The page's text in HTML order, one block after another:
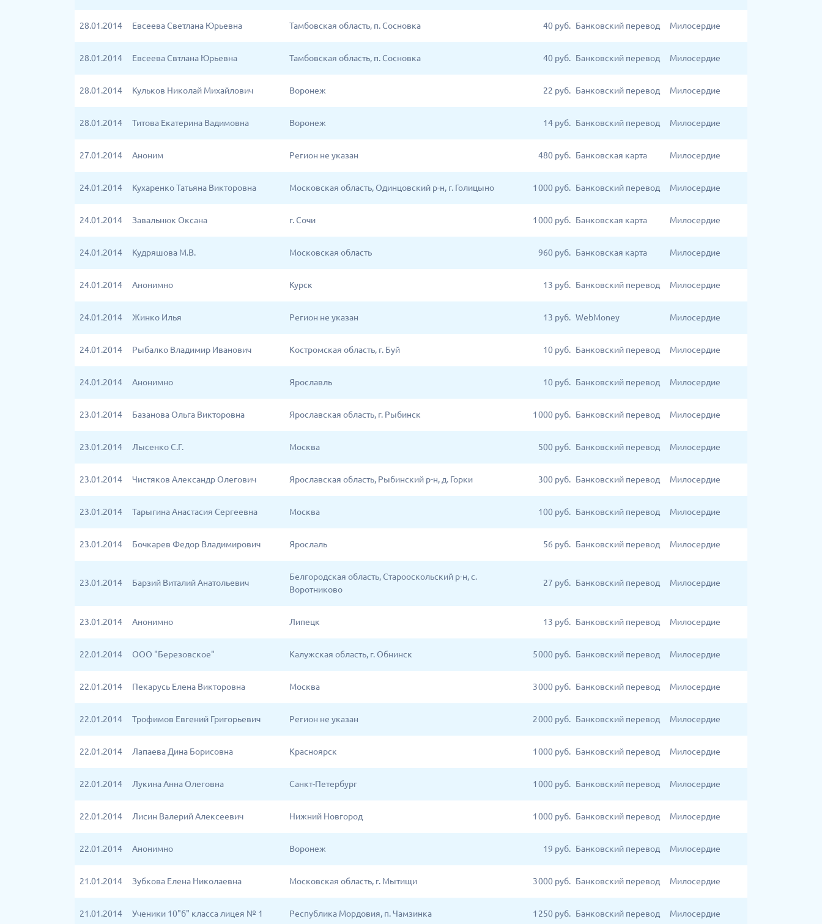
28.01.2014 Евсеева Светлана Юрьевна Тамбовская область, п. Сосновка 40 руб. Банковский перевод Милосердие
28.01.2014 Евсеева Свтлана Юрьевна Тамбовская область, п. Сосновка 40 руб. Банковский перевод Милосердие
28.01.2014 Кульков Николай Михайлович Воронеж 22 руб. Банковский перевод Милосердие
28.01.2014 Титова Екатерина Вадимовна Воронеж 14 руб. Банковский перевод Милосердие
27.01.2014 Аноним Регион не указан 480 руб. Банковская карта Милосердие
24.01.2014 Кухаренко Татьяна Викторовна Московская область, Одинцовский р-н, г. Голицыно 1 000 руб. Банковский перевод Милосердие
24.01.2014 Завальнюк Оксана г. Сочи 1 000 руб. Банковская карта Милосердие
24.01.2014 Кудряшова М.В. Московская область 960 руб. Банковская карта Милосердие
24.01.2014 Анонимно Курск 13 руб. Банковский перевод Милосердие
24.01.2014 Жинко Илья Регион не указан 13 руб. WebMoney Милосердие
24.01.2014 Рыбалко Владимир Иванович Костромская область, г. Буй 10 руб. Банковский перевод Милосердие
24.01.2014 Анонимно Ярославль 10 руб. Банковский перевод Милосердие
23.01.2014 Базанова Ольга Викторовна Ярославская область, г. Рыбинск 1 000 руб. Банковский перевод Милосердие
23.01.2014 Лысенко С.Г. Москва 500 руб. Банковский перевод Милосердие
23.01.2014 Чистяков Александр Олегович Ярославская область, Рыбинский р-н, д. Горки 300 руб. Банковский перевод Милосердие
23.01.2014 Тарыгина Анастасия Сергеевна Москва 100 руб. Банковский перевод Милосердие
23.01.2014 Бочкарев Федор Владимирович Ярослаль 56 руб. Банковский перевод Милосердие
23.01.2014 Барзий Виталий Анатольевич
Белгородская область, Старооскольский р-н, с.
Воротниково
27 руб. Банковский перевод Милосердие
23.01.2014 Анонимно Липецк 13 руб. Банковский перевод Милосердие
22.01.2014 ООО "Березовское" Калужская область, г. Обнинск 5 000 руб. Банковский перевод Милосердие
22.01.2014 Пекарусь Елена Викторовна Москва 3 000 руб. Банковский перевод Милосердие
22.01.2014 Трофимов Евгений Григорьевич Регион не указан 2 000 руб. Банковский перевод Милосердие
22.01.2014 Лапаева Дина Борисовна Красноярск 1 000 руб. Банковский перевод Милосердие
22.01.2014 Лукина Анна Олеговна Санкт-Петербург 1 000 руб. Банковский перевод Милосердие
22.01.2014 Лисин Валерий Алексеевич Нижний Новгород 1 000 руб. Банковский перевод Милосердие
22.01.2014 Анонимно Воронеж 19 руб. Банковский перевод Милосердие
21.01.2014 Зубкова Елена Николаевна Московская область, г. Мытищи 3 000 руб. Банковский перевод Милосердие
21.01.2014 Ученики 10"б" класса лицея № 1 Республика Мордовия, п. Чамзинка 1 250 руб. Банковский перевод Милосердие